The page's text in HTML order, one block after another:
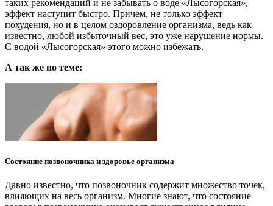
таких рекомендаций и не забывать о воде «Лысогорская»,
эффект наступит быстро. Причем, не только эффект
похудения, но и в целом оздоровление организма, ведь как
известно, любой избыточный вес, это уже нарушение нормы.
С водой «Лысогорская» этого можно избежать.
А так же по теме:
Состояние позвоночника и здоровье организма
Давно известно, что позвоночник содержит множество точек,
влияющих на весь организм. Многие знают, что состояние